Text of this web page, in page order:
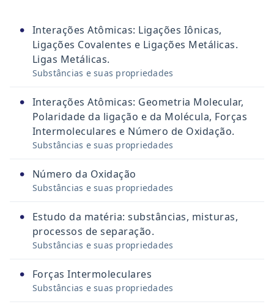
• Interações Atômicas: Ligações Iônicas,
Ligações Covalentes e Ligações Metálicas.
Ligas Metálicas.
Substâncias e suas propriedades
• Interações Atômicas: Geometria Molecular,
Polaridade da ligação e da Molécula, Forças
Intermoleculares e Número de Oxidação.
Substâncias e suas propriedades
• Número da Oxidação
Substâncias e suas propriedades
•
Estudo da matéria: substâncias, misturas,
processos de separação.
Substâncias e suas propriedades
• Forças Intermoleculares
Substâncias e suas propriedades